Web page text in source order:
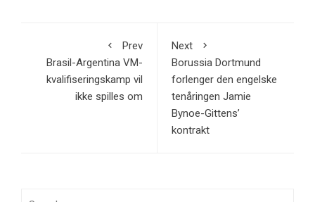
Prev
Brasil-Argentina VM-
kvalifiseringskamp vil
ikke spilles om
Next
Borussia Dortmund
forlenger den engelske
tenåringen Jamie
Bynoe-Gittens’
kontrakt